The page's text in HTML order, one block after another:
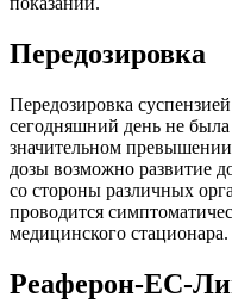
Передозировка
Передозировка
сегодняшний день не
значительном
дозы возможно развитие
со стороны различных
проводится
медицинского стационара.
Реаферон-ЕС-